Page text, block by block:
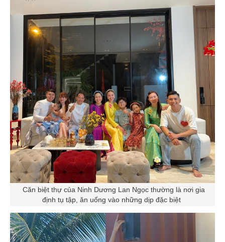
Căn biệt thự của Ninh Dương Lan Ngọc thường là nơi gia
định tụ tập, ăn uống vào những dịp đặc biệt